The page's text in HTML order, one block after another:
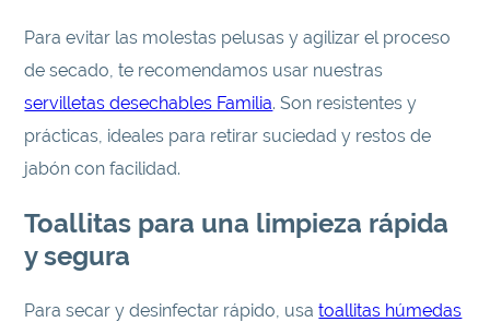
Para evitar las molestas pelusas y agilizar el proceso
de secado, te recomendamos usar nuestras
servilletas desechables Familia. Son resistentes y
prácticas, ideales para retirar suciedad y restos de
jabón con facilidad.
Toallitas para una limpieza rápida
y segura
Para secar y desinfectar rápido, usatoallitas húmedas